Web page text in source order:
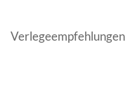
Verlegeempfehlungen